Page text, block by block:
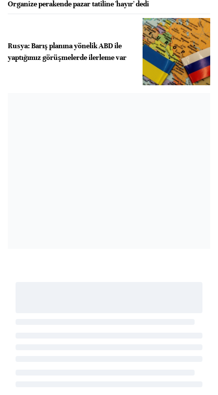
Organize perakende pazar tatiline 'hayır' dedi
Rusya: Barış planına yönelik ABD ile
yaptığımız görüşmelerde ilerleme var